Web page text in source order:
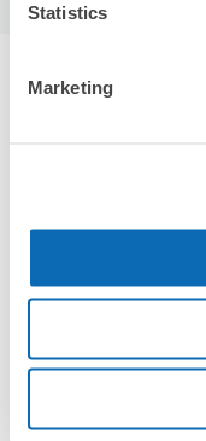
Statistics
Marketing